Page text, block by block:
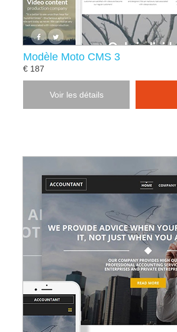
Modèle Moto CMS 3
€ 187
Voir les détails